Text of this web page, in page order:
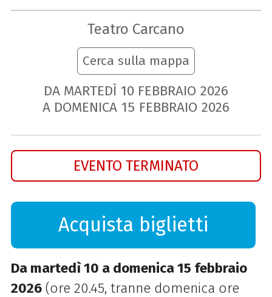
Teatro Carcano
Cerca sulla mappa
DA MARTEDÌ 10 FEBBRAIO 2026
A DOMENICA 15 FEBBRAIO 2026
EVENTO TERMINATO
Acquista biglietti
Da martedì 10 a domenica 15 febbraio
2026(ore 20.45, tranne domenica ore